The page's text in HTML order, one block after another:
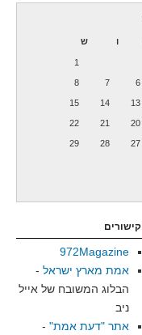
ו ש
1
6
7
8
13
14
15
20
21
22
27
28
29
קישורים
972Magazine
אמת מארץ ישראל -
הבלוג המשובח של אייל
ניב
אתר "דעת אמת" -